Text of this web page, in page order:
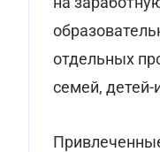
отдельных
семей,